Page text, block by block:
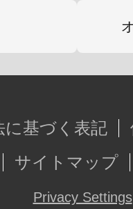
に基づく表記
サイトマップ
Privacy Settings